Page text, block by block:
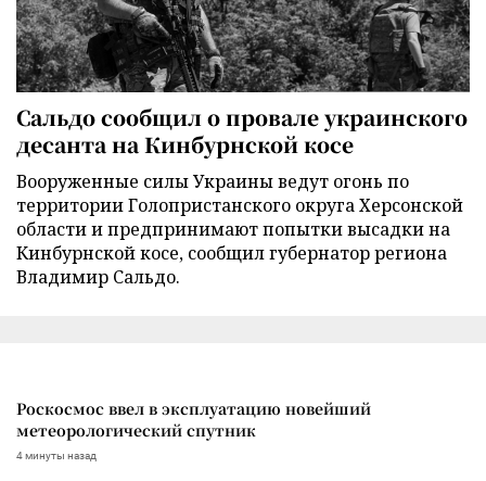
Сальдо сообщил о провале украинского
десанта на Кинбурнской косе
Вооруженные силы Украины ведут огонь по
территории Голопристанского округа Херсонской
области и предпринимают попытки высадки на
Кинбурнской косе, сообщил губернатор региона
Владимир Сальдо.
Роскосмос ввел в эксплуатацию новейший
метеорологический спутник
4 минуты назад